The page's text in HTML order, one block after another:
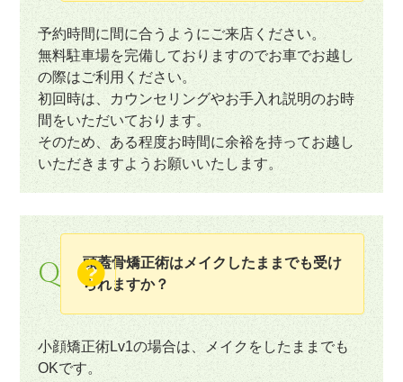
予約時間に間に合うようにご来店ください。
無料駐車場を完備しておりますのでお車でお越し
の際はご利用ください。
初回時は、カウンセリングやお手入れ説明のお時
間をいただいております。
そのため、ある程度お時間に余裕を持ってお越し
いただきますようお願いいたします。
Q
頭蓋骨矯正術はメイクしたままでも受け
られますか？
小顔矯正術Lv1の場合は、メイクをしたままでも
OKです。